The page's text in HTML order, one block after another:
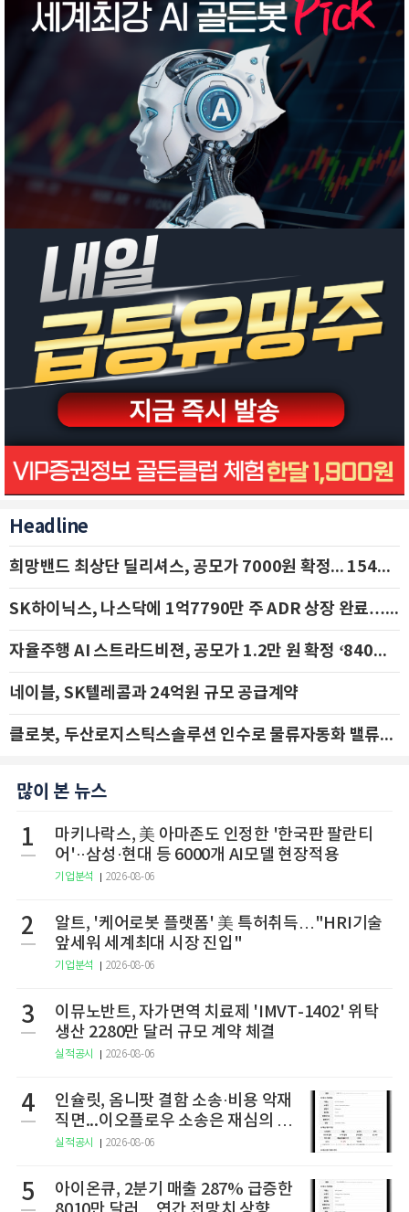
Headline
희망밴드 최상단 딜리셔스, 공모가 7000원 확정... 154억 규모 IPO 돌입
SK하이닉스, 나스닥에 1억7790만 주 ADR 상장 완료…29일 국내 추가 상장
자율주행 AI 스트라드비젼, 공모가 1.2만 원 확정 ‘840억 수혈’
네이블, SK텔레콤과 24억원 규모 공급계약
클로봇, 두산로지스틱스솔루션 인수로 물류자동화 밸류체인 확장 추진 - IBK투자증권
많이 본 뉴스
1
마키나락스, 美 아마존도 인정한 '한국판 팔란티
어'··삼성·현대 등 6000개 AI모델 현장적용
기업분석 2026-08-06
2
알트, '케어로봇 플랫폼' 美 특허취득…"HRI기술
앞세워 세계최대 시장 진입"
기업분석 2026-08-06
3
이뮤노반트, 자가면역 치료제 'IMVT-1402' 위탁
생산 2280만 달러 규모 계약 체결
실적공시 2026-08-06
4
인슐릿, 옴니팟 결함 소송·비용 악재
직면...이오플로우 소송은 재심의 청
구
실적공시 2026-08-06
5
아이온큐, 2분기 매출 287% 급증한